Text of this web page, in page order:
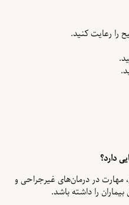
را رعایت کنید.
دارد؟
در درمان‌های غیرجراحی و
را داشته باشد.